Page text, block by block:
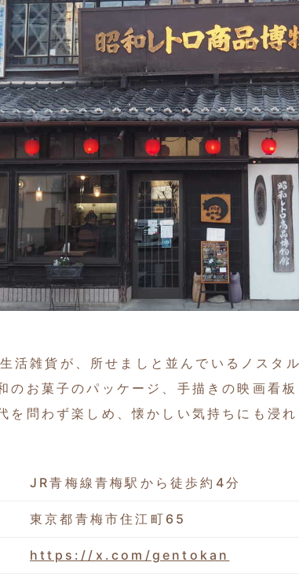
泊まる・癒やされる
季節の特集記事
雑貨が、所せましと並んでいるノスタ
のお菓子のパッケージ、手描きの映画看
を問わず楽しめ、懐かしい気持ちにも浸れ
JR青梅線青梅駅から徒歩約4分
東京都青梅市住江町65
https://x.com/gentokan